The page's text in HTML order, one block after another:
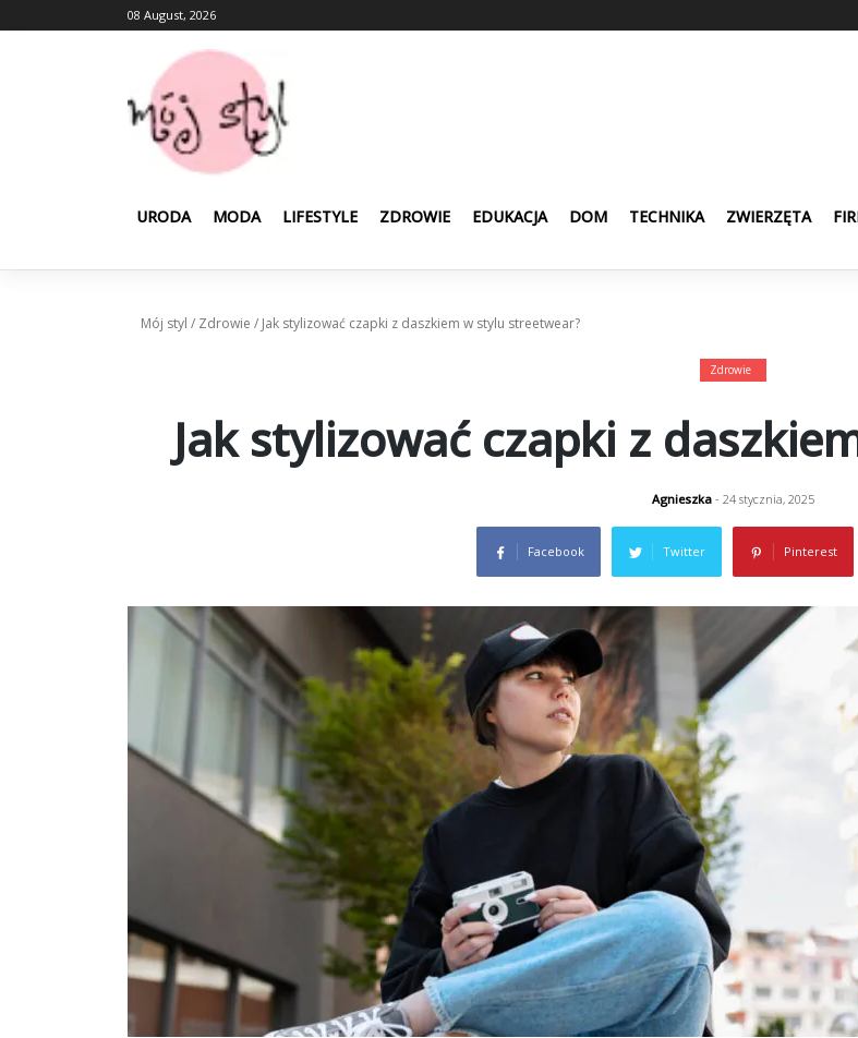
to
08 August, 2026
URODA MODA LIFESTYLE ZDROWIE EDUKACJA DOM TECHNIKA ZWIERZĘTA
Mój styl / Zdrowie / Jak stylizować czapki z daszkiem w stylu streetwear?
Zdrowie
Jak stylizować czapki z
Agnieszka- 24 stycznia, 2025
Facebook Twitter Pinterest